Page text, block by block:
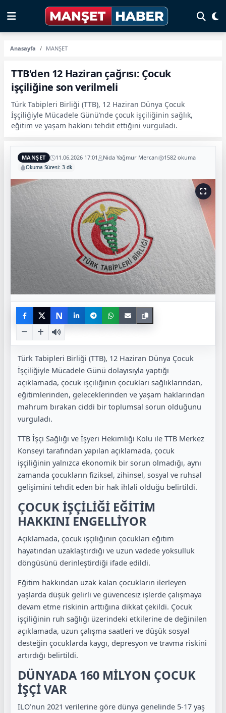
Anasayfa MANŞET
TTB'den 12 Haziran çağrısı: Çocuk
işçiliğine son verilmeli
Türk Tabipleri Birliği (TTB), 12 Haziran Dünya Çocuk
İşçiliğiyle Mücadele Günü’nde çocuk işçiliğinin sağlık,
eğitim ve yaşam hakkını tehdit ettiğini vurguladı.
MANŞET 11.06.2026 17:01 Nida Yağmur Mercan 1582 okuma
Okuma Süresi: 3 dk
N
Türk Tabipleri Birliği (TTB), 12 Haziran Dünya Çocuk
İşçiliğiyle Mücadele Günü dolayısıyla yaptığı
açıklamada, çocuk işçiliğinin çocukları sağlıklarından,
eğitimlerinden, geleceklerinden ve yaşam haklarından
mahrum bırakan ciddi bir toplumsal sorun olduğunu
vurguladı.
TTB İşçi Sağlığı ve İşyeri Hekimliği Kolu ile TTB Merkez
Konseyi tarafından yapılan açıklamada, çocuk
işçiliğinin yalnızca ekonomik bir sorun olmadığı, aynı
zamanda çocukların fiziksel, zihinsel, sosyal ve ruhsal
gelişimini tehdit eden bir hak ihlali olduğu belirtildi.
ÇOCUK İŞÇİLİĞİ EĞİTİM
HAKKINI ENGELLİYOR
Açıklamada, çocuk işçiliğinin çocukları eğitim
hayatından uzaklaştırdığı ve uzun vadede yoksulluk
döngüsünü derinleştirdiği ifade edildi.
Eğitim hakkından uzak kalan çocukların ilerleyen
yaşlarda düşük gelirli ve güvencesiz işlerde çalışmaya
devam etme riskinin arttığına dikkat çekildi. Çocuk
işçiliğinin ruh sağlığı üzerindeki etkilerine de değinilen
açıklamada, uzun çalışma saatleri ve düşük sosyal
desteğin çocuklarda kaygı, depresyon ve travma riskini
artırdığı belirtildi.
DÜNYADA 160 MİLYON ÇOCUK
İŞÇİ VAR
ILO’nun 2021 verilerine göre dünya genelinde 5-17 yaş